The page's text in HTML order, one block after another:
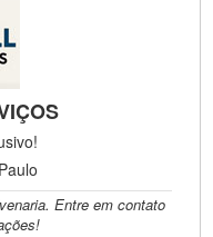
Entre em contato